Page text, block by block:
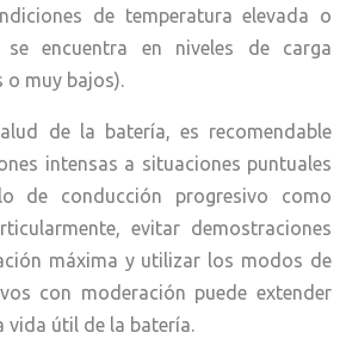
de temperatura elevada o
encuentra en niveles de carga
o muy bajos).
de la batería, es recomendable
intensas a situaciones puntuales
de conducción progresivo como
evitar demostraciones
máxima y utilizar los modos de
con moderación puede extender
vida útil de la batería.